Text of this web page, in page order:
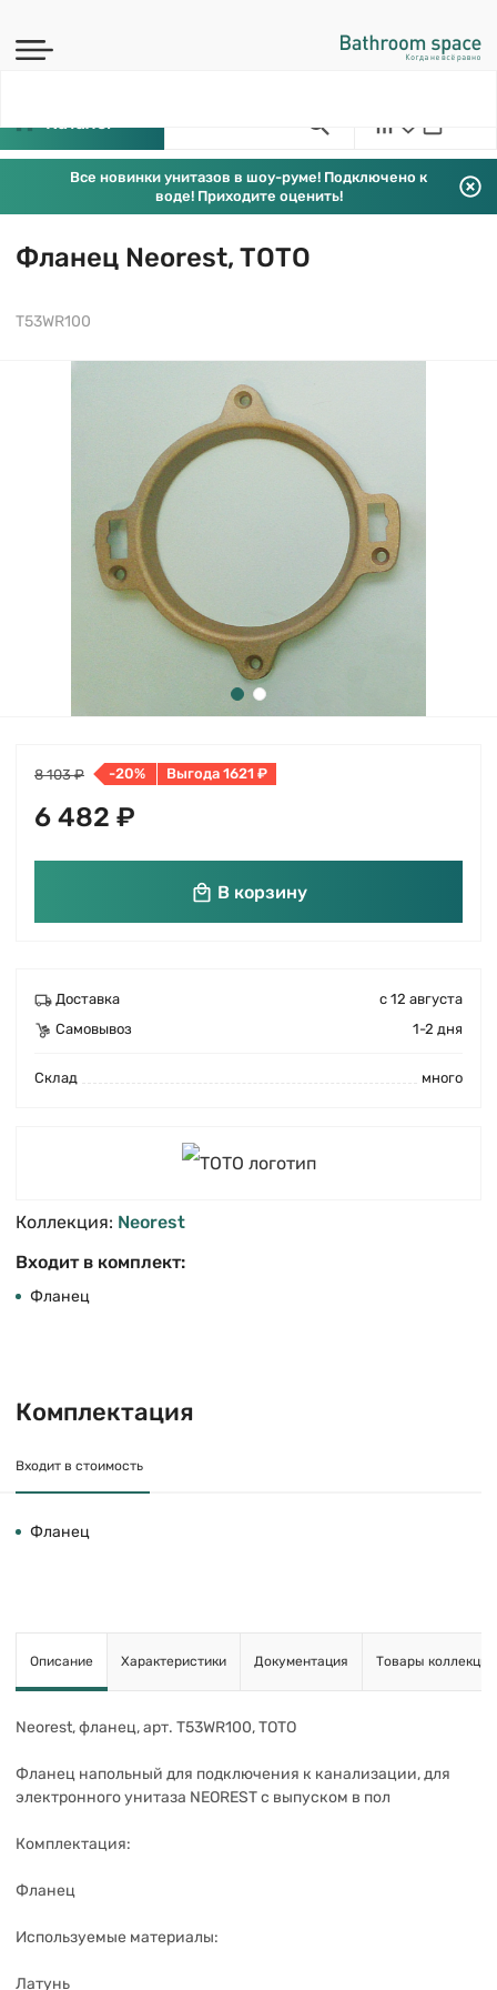
Каталог
Все новинки унитазов в шоу-руме! Подключено к
воде! Приходите оценить!
Фланец Neorest, TOTO
T53WR100
8 103 ₽ -20% Выгода 1621 ₽
6 482 ₽
В корзину
Доставка
с 12 августа
Самовывоз
1-2 дня
Cклад много
Коллекция: Neorest
Входит в комплект:
Фланец
Комплектация
Входит в стоимость
Фланец
Описание Характеристики Документация Товары коллекции
Neorest, фланец, арт. T53WR100, TOTO
Фланец напольный для подключения к канализации, для
электронного унитаза NEOREST с выпуском в пол
Комплектация:
Фланец
Используемые материалы:
Латунь